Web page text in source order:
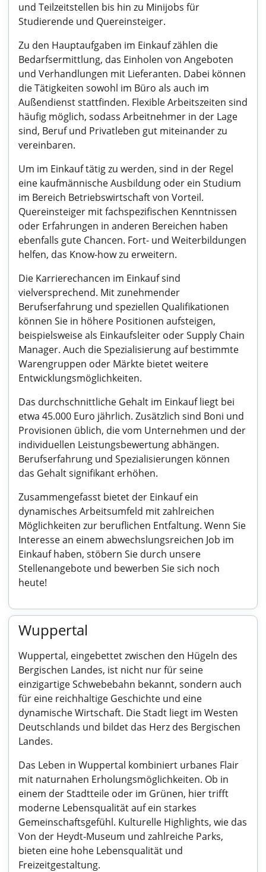
und Teilzeitstellen bis hin zu Minijobs für
Studierende und Quereinsteiger.
Zu den Hauptaufgaben im Einkauf zählen die
Bedarfsermittlung, das Einholen von Angeboten
und Verhandlungen mit Lieferanten. Dabei können
die Tätigkeiten sowohl im Büro als auch im
Außendienst stattfinden. Flexible Arbeitszeiten sind
häufig möglich, sodass Arbeitnehmer in der Lage
sind, Beruf und Privatleben gut miteinander zu
vereinbaren.
Um im Einkauf tätig zu werden, sind in der Regel
eine kaufmännische Ausbildung oder ein Studium
im Bereich Betriebswirtschaft von Vorteil.
Quereinsteiger mit fachspezifischen Kenntnissen
oder Erfahrungen in anderen Bereichen haben
ebenfalls gute Chancen. Fort- und Weiterbildungen
helfen, das Know-how zu erweitern.
Die Karrierechancen im Einkauf sind
vielversprechend. Mit zunehmender
Berufserfahrung und speziellen Qualifikationen
können Sie in höhere Positionen aufsteigen,
beispielsweise als Einkaufsleiter oder Supply Chain
Manager. Auch die Spezialisierung auf bestimmte
Warengruppen oder Märkte bietet weitere
Entwicklungsmöglichkeiten.
Das durchschnittliche Gehalt im Einkauf liegt bei
etwa 45.000 Euro jährlich. Zusätzlich sind Boni und
Provisionen üblich, die vom Unternehmen und der
individuellen Leistungsbewertung abhängen.
Berufserfahrung und Spezialisierungen können
das Gehalt signifikant erhöhen.
Zusammengefasst bietet der Einkauf ein
dynamisches Arbeitsumfeld mit zahlreichen
Möglichkeiten zur beruflichen Entfaltung. Wenn Sie
Interesse an einem abwechslungsreichen Job im
Einkauf haben, stöbern Sie durch unsere
Stellenangebote und bewerben Sie sich noch
heute!
Wuppertal
Wuppertal, eingebettet zwischen den Hügeln des
Bergischen Landes, ist nicht nur für seine
einzigartige Schwebebahn bekannt, sondern auch
für eine reichhaltige Geschichte und eine
dynamische Wirtschaft. Die Stadt liegt im Westen
Deutschlands und bildet das Herz des Bergischen
Landes.
Das Leben in Wuppertal kombiniert urbanes Flair
mit naturnahen Erholungsmöglichkeiten. Ob in
einem der Stadtteile oder im Grünen, hier trifft
moderne Lebensqualität auf ein starkes
Gemeinschaftsgefühl. Kulturelle Highlights, wie das
Von der Heydt-Museum und zahlreiche Parks,
bieten eine hohe Lebensqualität und
Freizeitgestaltung.